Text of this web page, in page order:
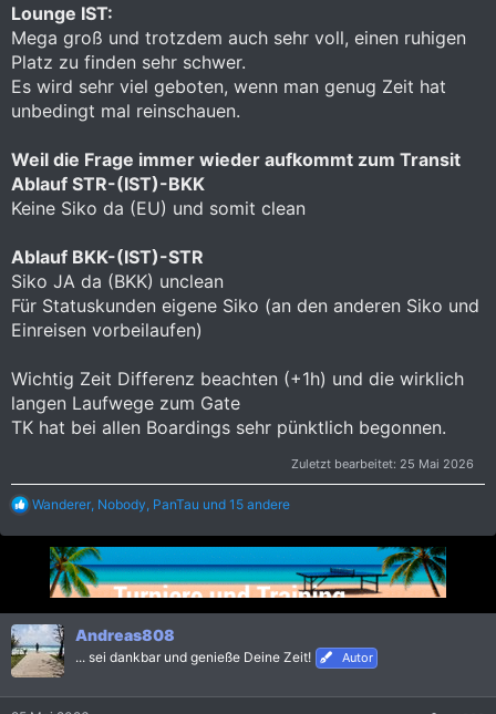
Lounge IST:
Mega groß und trotzdem auch sehr voll, einen ruhigen
Platz zu finden sehr schwer.
Es wird sehr viel geboten, wenn man genug Zeit hat
unbedingt mal reinschauen.
Weil die Frage immer wieder aufkommt zum Transit
Ablauf STR-(IST)-BKK
Keine Siko da (EU) und somit clean
Ablauf BKK-(IST)-STR
Siko JA da (BKK) unclean
Für Statuskunden eigene Siko (an den anderen Siko und
Einreisen vorbeilaufen)
Wichtig Zeit Differenz beachten (+1h) und die wirklich
langen Laufwege zum Gate
TK hat bei allen Boardings sehr pünktlich begonnen.
Zuletzt bearbeitet: 25 Mai 2026
R
a
o
n
e
n
:
Wanderer, Nobody, PanTau und 15 andere
Andreas808
... sei dankbar und genieße Deine Zeit! Autor